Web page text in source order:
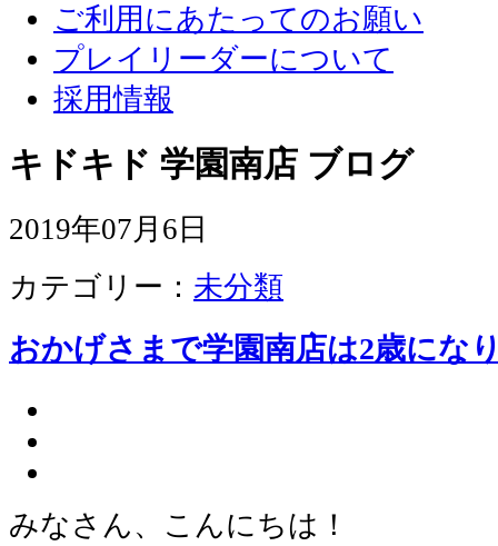
ご利用にあたってのお願い
プレイリーダーについて
採用情報
キドキド 学園南店 ブログ
2019年07月6日
カテゴリー： 未分類
おかげさまで学園南店は2歳にな
みなさん、こんにちは！